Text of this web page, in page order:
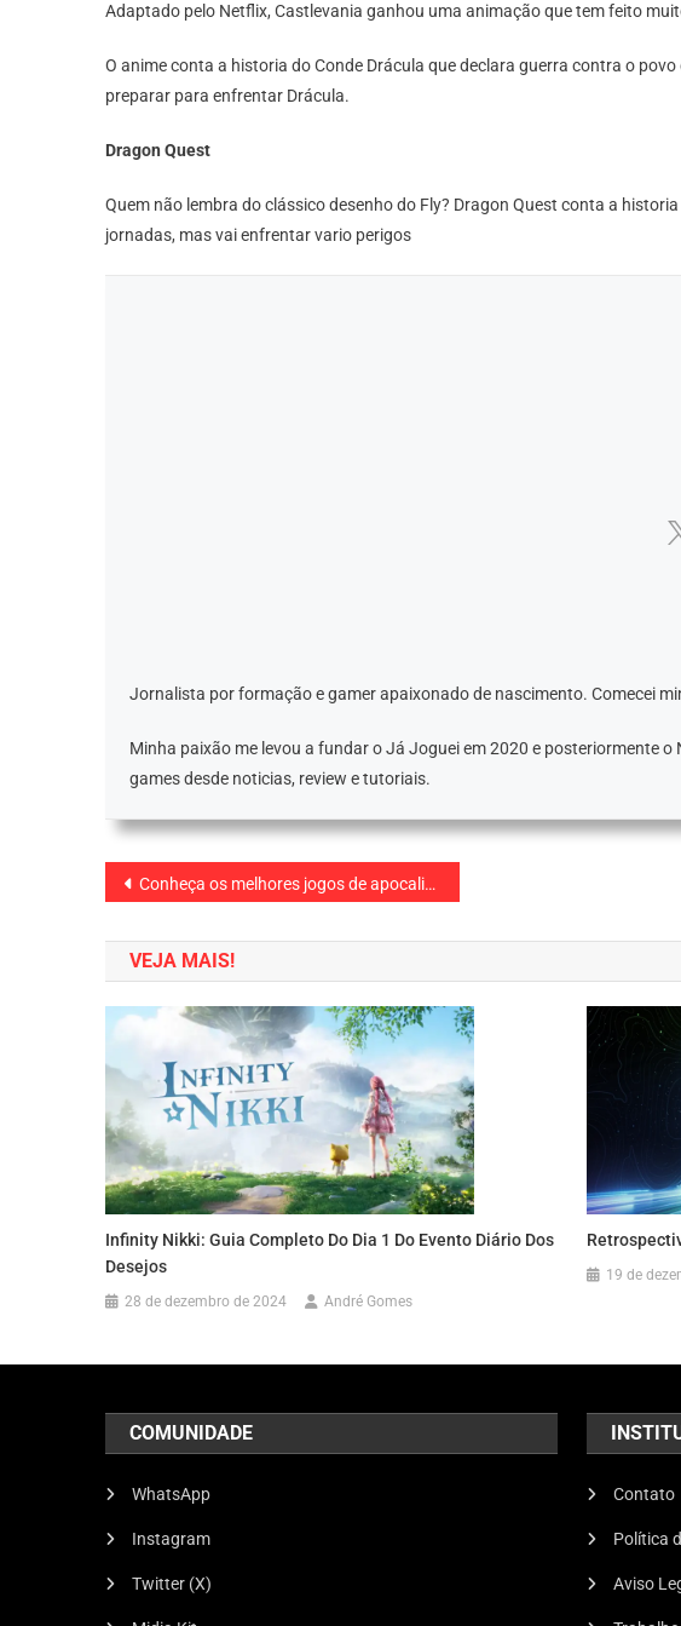
Adaptado pelo Netflix, Castlevania ganhou uma animação que tem feito
O anime conta a historia do Conde Drácula que declara guerra contra o
preparar para enfrentar Drácula.
Dragon Quest
Quem não lembra do clássico desenho do Fly? Dragon Quest conta a
jornadas, mas vai enfrentar vario perigos
Jornalista por formação e gamer apaixonado de nascimento. Comecei
Minha paixão me levou a fundar o Já Joguei em 2020 e posteriormente
games desde noticias, review e tutoriais.
Navegação
de
Post
Conheça os melhores jogos de apocalipse zumbi para android!
VEJA MAIS!
Infinity Nikki: Guia Completo Do Dia 1 Do Evento Diário Dos
Desejos
28 de dezembro de 2024 André Gomes
19 de
COMUNIDADE
WhatsApp
Instagram
Twitter (X)
Contato
Política
Aviso